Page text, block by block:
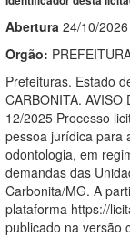
Abertura 24/10/
Orgão:
Prefeituras. Estado
CARBONITA. AVISO
12/2025 Processo
pessoa jurídica para
odontologia, em
demandas das
Carbonita/MG. A
plataforma https://
publicado na versão